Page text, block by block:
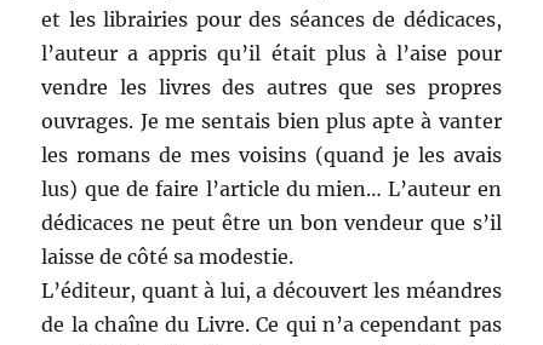
et les librairies pour des séances de dédicaces,
l’auteur a appris qu’il était plus à l’aise pour
vendre les livres des autres que ses propres
ouvrages. Je me sentais bien plus apte à vanter
les romans de mes voisins (quand je les avais
lus) que de faire l’article du mien… L’auteur en
dédicaces ne peut être un bon vendeur que s’il
laisse de côté sa modestie.
L’éditeur, quant à lui, a découvert les méandres
de la chaîne du Livre. Ce qui n’a cependant pas